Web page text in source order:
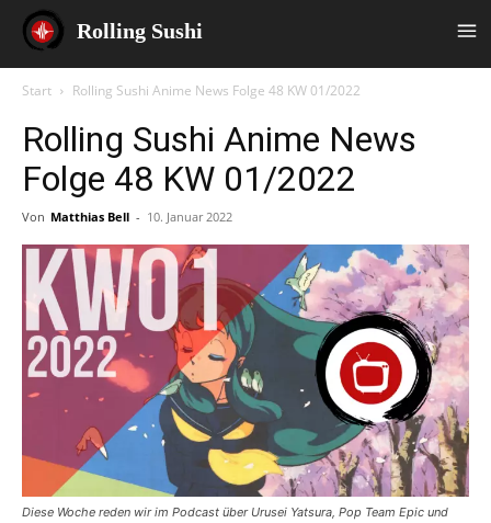
Rolling Sushi
Start Rolling Sushi Anime News Folge 48 KW 01/2022
Rolling Sushi Anime News
Folge 48 KW 01/2022
Von Matthias Bell - 10. Januar 2022
Diese Woche reden wir im Podcast über Urusei Yatsura, Pop Team Epic und